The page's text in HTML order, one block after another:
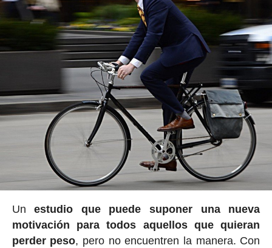
Unestudio que puede suponer una nueva
motivación para todos aquellos que quieran
perder peso, pero no encuentren la manera. Con